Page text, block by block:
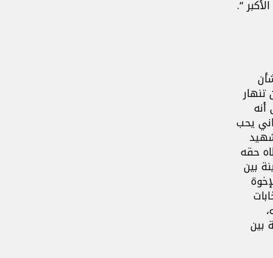
“.
يحب
حقه
بين
بين